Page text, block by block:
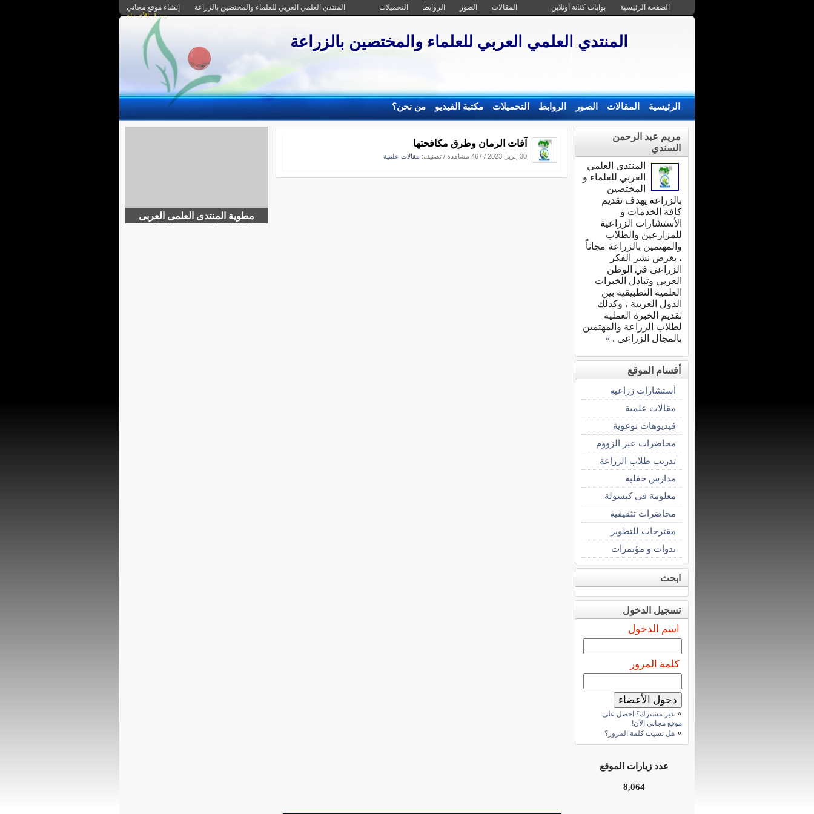
الصفحة الرئيسية بوابات كنانة أونلاين المقالات الصور الروابط التحميلات المنتدي العلمي العربي للعلماء والمختصين بالزراعة
إنشاء موقع مجاني
دخول الأعضاء
المنتدي العلمي العربي للعلماء والمختصين بالزراعة
الرئيسية المقالات الصور الروابط التحميلات مكتبة الفيديو من نحن؟
آفات الرمان وطرق مكافحتها
30 إبريل 2023 / 467 مشاهدة / تصنيف: مقالات علمية
مريم عبد الرحمن
السندي
المنتدى العلمي
العربي للعلماء و
المختصين
بالزراعة يهدف تقديم
كافة الخدمات و
الأستشارات الزراعية
للمزارعين والطلاب
والمهتمين بالزراعة مجاناً
، بغرض نشر الفكر
الزراعى في الوطن
العربي وتبادل الخبرات
العلمية التطبيقية بين
الدول العربية ، وكذلك
تقديم الخبرة العملية
لطلاب الزراعة والمهتمين
بالمجال الزراعى . »
أقسام الموقع
أستشارات زراعية
مقالات علمية
فيديوهات توعوية
محاضرات عبر الزووم
تدريب طلاب الزراعة
مدارس حقلية
معلومة في كبسولة
محاضرات تثقيفية
مقترحات للتطوير
ندوات و مؤتمرات
ابحث
تسجيل الدخول
اسم الدخول
كلمة المرور
» غير مشترك؟ احصل على
موقع مجاني الآن!
» هل نسيت كلمة المرور؟
عدد زيارات الموقع
8,064
مطوية المنتدى العلمى العربى